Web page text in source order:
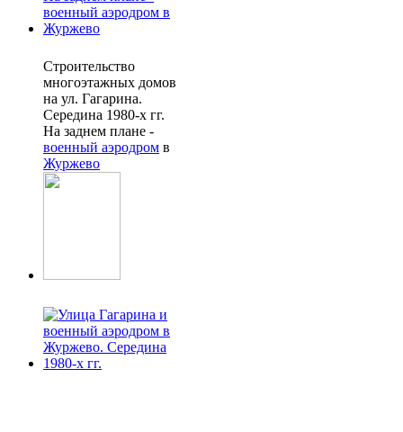
Строительство
многоэтажных домов
на ул. Гагарина.
Середина 1980-х гг.
На заднем плане -
военный аэродром в
Журжево